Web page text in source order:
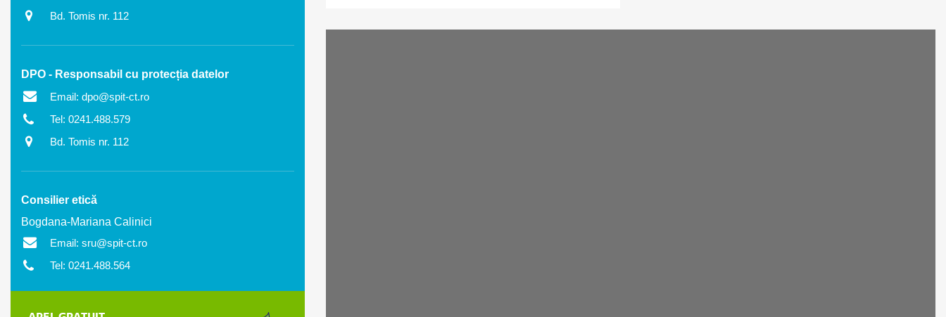
Bd. Tomis nr. 112
DPO - Responsabil cu protecția datelor
Email: dpo@spit-ct.ro
Tel: 0241.488.579
Bd. Tomis nr. 112
Consilier etică
Bogdana-Mariana Calinici
Email: sru@spit-ct.ro
Tel: 0241.488.564